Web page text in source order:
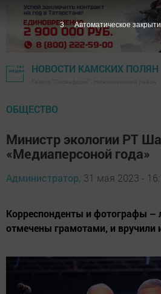
НОВОСТИ КАМСКИХ ПОЛЯН
ОБЩЕСТВО
Министр экологии РТ
«Медиаперсоной года»
Администратор, 31 мая 2023 -
Корреспонденты и фотографы –
отмечены грамотами, и вручили
1 Автоматическое